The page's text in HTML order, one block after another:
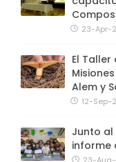
23-Apr-
El
Alem y
12-Sep-
Junto al
informe